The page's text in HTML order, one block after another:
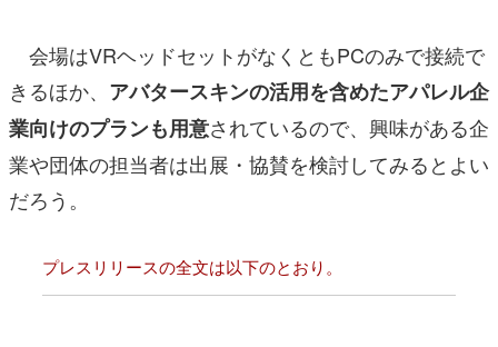
会場はVRヘッドセットがなくともPCのみで接続で
きるほか、 アバタースキンの活用を含めたアパレル企
業向けのプランも用意されているので、興味がある企
業や団体の担当者は出展・協賛を検討してみるとよい
だろう。
プレスリリースの全文は以下のとおり。